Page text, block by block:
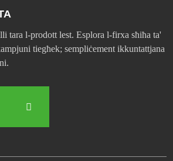
tara l-prodott lest. Esplora l-firxa sħiħa ta'
tiegħek; sempliċement ikkuntattjana